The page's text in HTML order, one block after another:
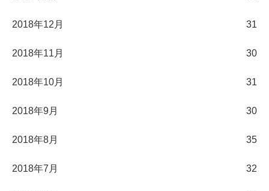
2018年12月 31
2018年11月 30
2018年10月 31
2018年9月 30
2018年8月 35
2018年7月 32